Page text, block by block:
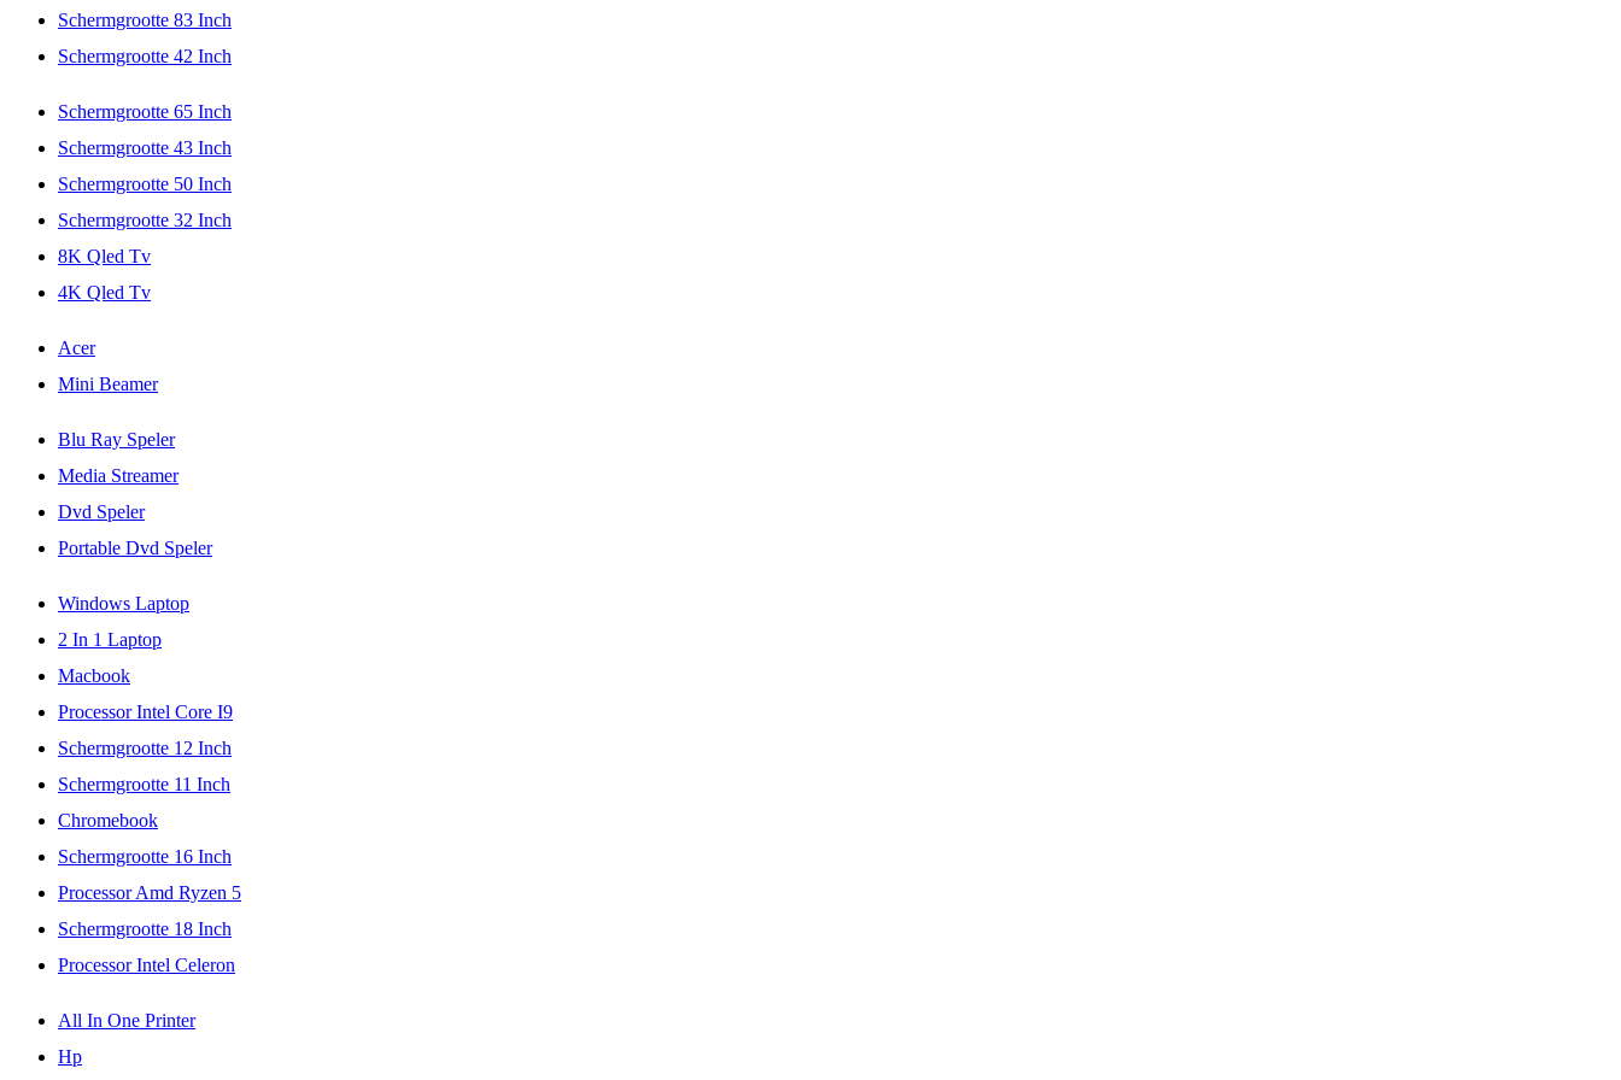
Schermgrootte 83 Inch
Schermgrootte 42 Inch
Schermgrootte 65 Inch
Schermgrootte 43 Inch
Schermgrootte 50 Inch
Schermgrootte 32 Inch
8K Qled Tv
4K Qled Tv
Acer
Mini Beamer
Blu Ray Speler
Media Streamer
Dvd Speler
Portable Dvd Speler
Windows Laptop
2 In 1 Laptop
Macbook
Processor Intel Core I9
Schermgrootte 12 Inch
Schermgrootte 11 Inch
Chromebook
Schermgrootte 16 Inch
Processor Amd Ryzen 5
Schermgrootte 18 Inch
Processor Intel Celeron
All In One Printer
Hp